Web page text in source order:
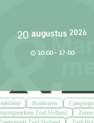
20 augustus 2026
10:00 - 17:00
Braderieën
Zuid-Holland